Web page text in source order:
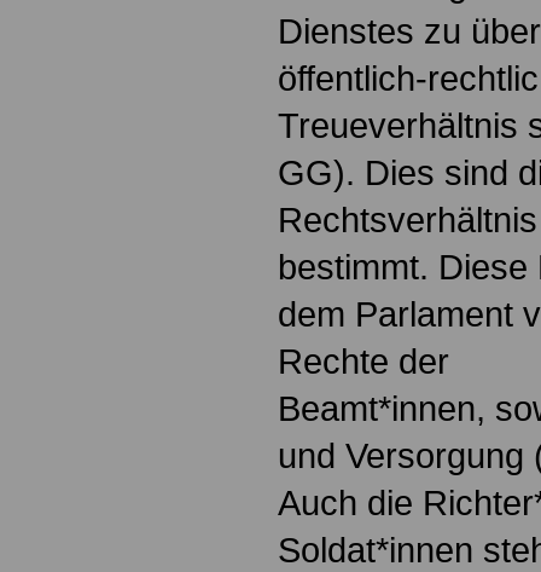
Dienstes zu
öffentlich-
Treueverhältnis
GG). Dies sind
bestimmt.
dem Parlament
Rechte der
Beamt*innen,
und Versorgung
Auch die
Soldat*innen